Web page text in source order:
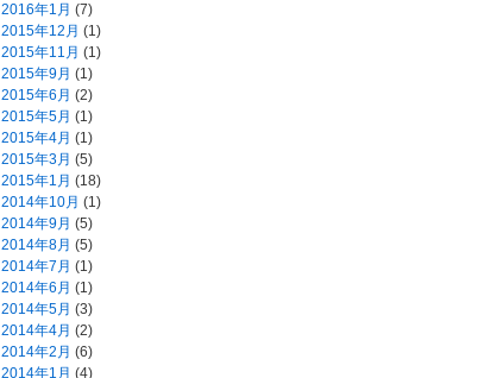
2016年1月 (7)
2015年12月 (1)
2015年11月 (1)
2015年9月 (1)
2015年6月 (2)
2015年5月 (1)
2015年4月 (1)
2015年3月 (5)
2015年1月 (18)
2014年10月 (1)
2014年9月 (5)
2014年8月 (5)
2014年7月 (1)
2014年6月 (1)
2014年5月 (3)
2014年4月 (2)
2014年2月 (6)
2014年1月 (4)